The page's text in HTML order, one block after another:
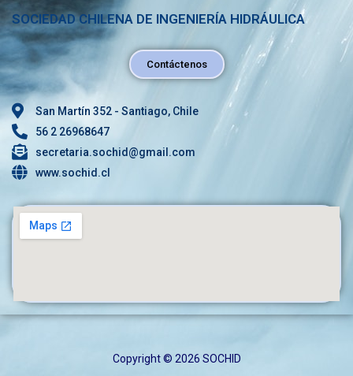
SOCIEDAD CHILENA DE INGENIERÍA HIDRÁULICA
Contáctenos
San Martín 352 - Santiago, Chile
56 2 26968647
secretaria.sochid@gmail.com
www.sochid.cl
Copyright © 2026 SOCHID